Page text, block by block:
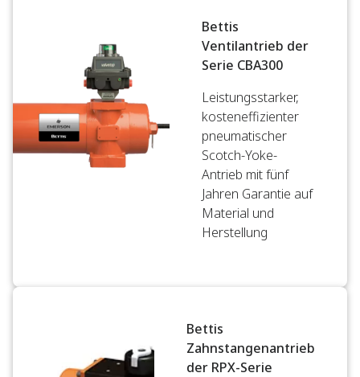
Bettis
Ventilantrieb der
Serie CBA300
Leistungsstarker,
kosteneffizienter
pneumatischer
Scotch-Yoke-
Antrieb mit fünf
Jahren Garantie auf
Material und
Herstellung
Bettis
Zahnstangenantrieb
der RPX-Serie